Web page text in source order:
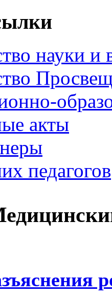
науки и
акты
педагогов